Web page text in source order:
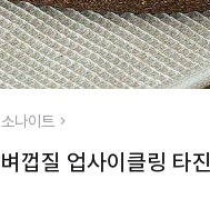
소나이트
벼껍질 업사이클링 타진